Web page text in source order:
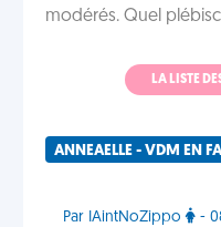
modérés. Quel
LA LISTE
ANNEAELLE - VDM EN
Par IAintNoZippo -